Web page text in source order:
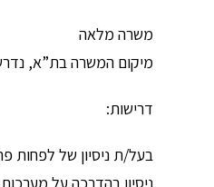
משרה מלאה
מיקום המשרה בת”א,
דרישות:
בעל/ת ניסיון של לפחות פרויקט אחד